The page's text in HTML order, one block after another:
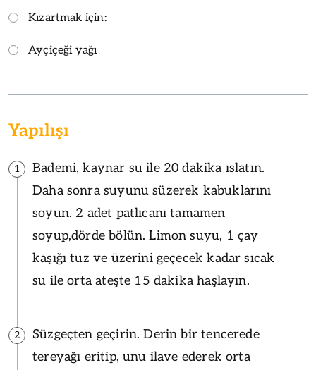
Kızartmak için:
Ayçiçeği yağı
Yapılışı
1
Bademi, kaynar su ile 20 dakika ıslatın.
Daha sonra suyunu süzerek kabuklarını
soyun. 2 adet patlıcanı tamamen
soyup,dörde bölün. Limon suyu, 1 çay
kaşığı tuz ve üzerini geçecek kadar sıcak
su ile orta ateşte 15 dakika haşlayın.
2
Süzgeçten geçirin. Derin bir tencerede
tereyağı eritip, unu ilave ederek orta